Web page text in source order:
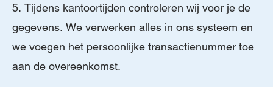
5. Tijdens kantoortijden controleren wij voor je de
gegevens. We verwerken alles in ons systeem en
we voegen het persoonlijke transactienummer toe
aan de overeenkomst.